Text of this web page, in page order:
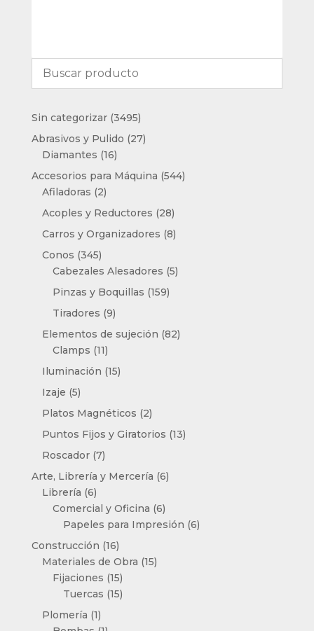
Sin categorizar 34953495
productos
Abrasivos y Pulido 2727
Diamantes 1616
productos
Accesorios para Máquina 544544
Afiladoras 22
productos
Acoples y Reductores 2828
productos
Carros y Organizadores 88
Conos 345345
productos
Cabezales Alesadores 55
Pinzas y Boquillas 159159
Tiradores 99
productos
Elementos de sujeción 8282
Clamps 1111
productos
Iluminación 1515
Izaje 55
productos
Platos Magnéticos 22
productos
Puntos Fijos y Giratorios 1313
Roscador 77
productos
Arte, Librería y Mercería 66
Librería 66
productos
Comercial y Oficina 66
productos
Papeles para Impresión 66
Construcción 1616
productos
Materiales de Obra 1515
Fijaciones 1515
productos
Tuercas 1515
Plomería 11